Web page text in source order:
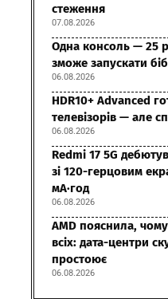
стеження
07.08.2026
Одна консоль — 25
зможе запускати
06.08.2026
HDR10+ Advanced
телевізорів — але
06.08.2026
Redmi 17 5G
зі 120-герцовим
мА·год
06.08.2026
AMD пояснила,
всіх: дата-центри
простоює
06.08.2026